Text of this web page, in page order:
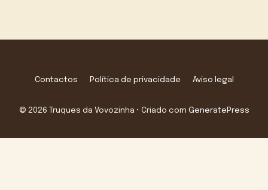
Contactos Política de privacidade Aviso legal
© 2026 Truques da Vovozinha • Criado com GeneratePress